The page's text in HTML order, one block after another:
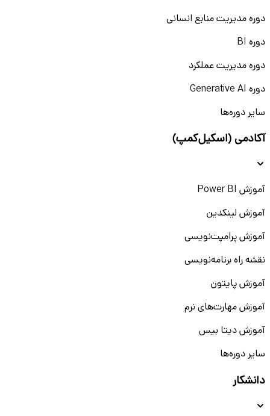
دوره مدیریت منابع انسانی
دوره BI
دوره مدیریت عملکرد
دوره Generative AI
سایر دوره‌ها
آکادمی (اسکیل‌کمپ)
آموزش Power BI
آموزش لینکدین
آموزش پرامپت‌نویسی
نقشه راه برنامه‌نویسی
آموزش پایتون
آموزش مهارت‌های نرم
آموزش دیتا بیس
سایر دوره‌ها
دانشکار